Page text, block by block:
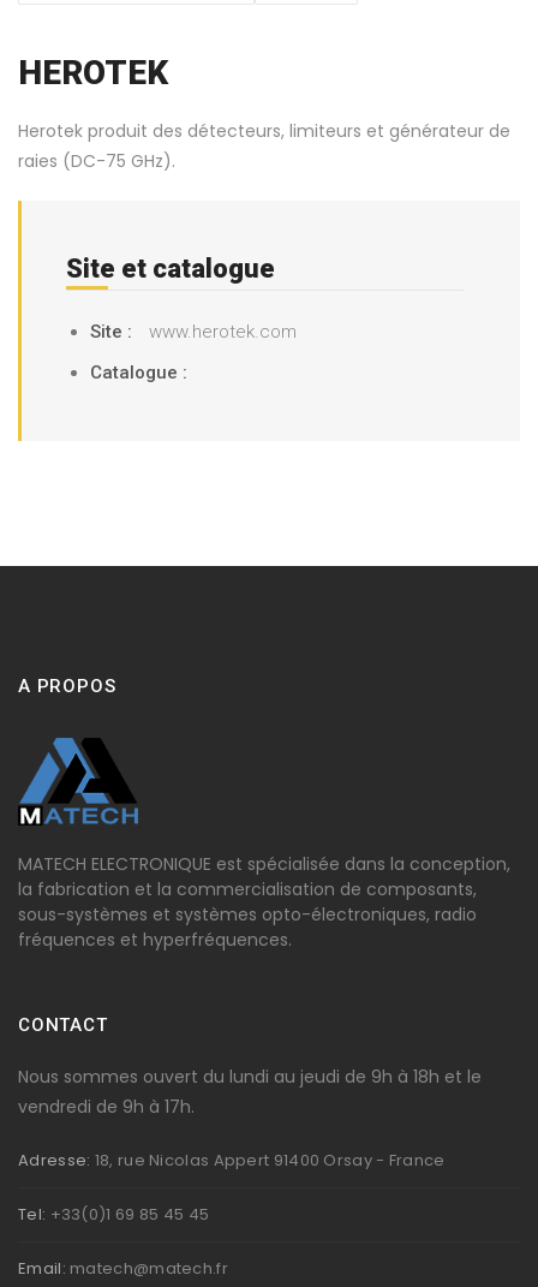
HEROTEK
Herotek produit des détecteurs, limiteurs et générateur de
raies (DC-75 GHz).
Site et catalogue
Site :
www.herotek.com
Catalogue :
A PROPOS
MATECH ELECTRONIQUE est spécialisée dans la conception,
la fabrication et la commercialisation de composants,
sous-systèmes et systèmes opto-électroniques, radio
fréquences et hyperfréquences.
CONTACT
Nous sommes ouvert du lundi au jeudi de 9h à 18h et le
vendredi de 9h à 17h.
Adresse: 18, rue Nicolas Appert 91400 Orsay - France
Tel: +33(0)1 69 85 45 45
Email: matech@matech.fr